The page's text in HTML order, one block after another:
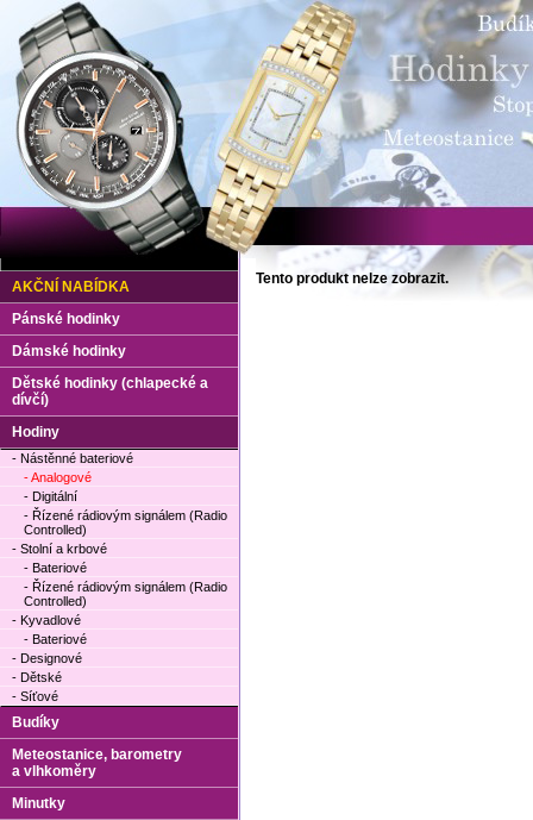
Tento produkt nelze zobrazit.
AKČNÍ NABÍDKA
Pánské hodinky
Dámské hodinky
Dětské hodinky (chlapecké a
dívčí)
Hodiny
- Nástěnné bateriové
- Analogové
- Digitální
- Řízené rádiovým signálem (Radio
Controlled)
- Stolní a krbové
- Bateriové
- Řízené rádiovým signálem (Radio
Controlled)
- Kyvadlové
- Bateriové
- Designové
- Dětské
- Síťové
Budíky
Meteostanice, barometry
a vlhkoměry
Minutky